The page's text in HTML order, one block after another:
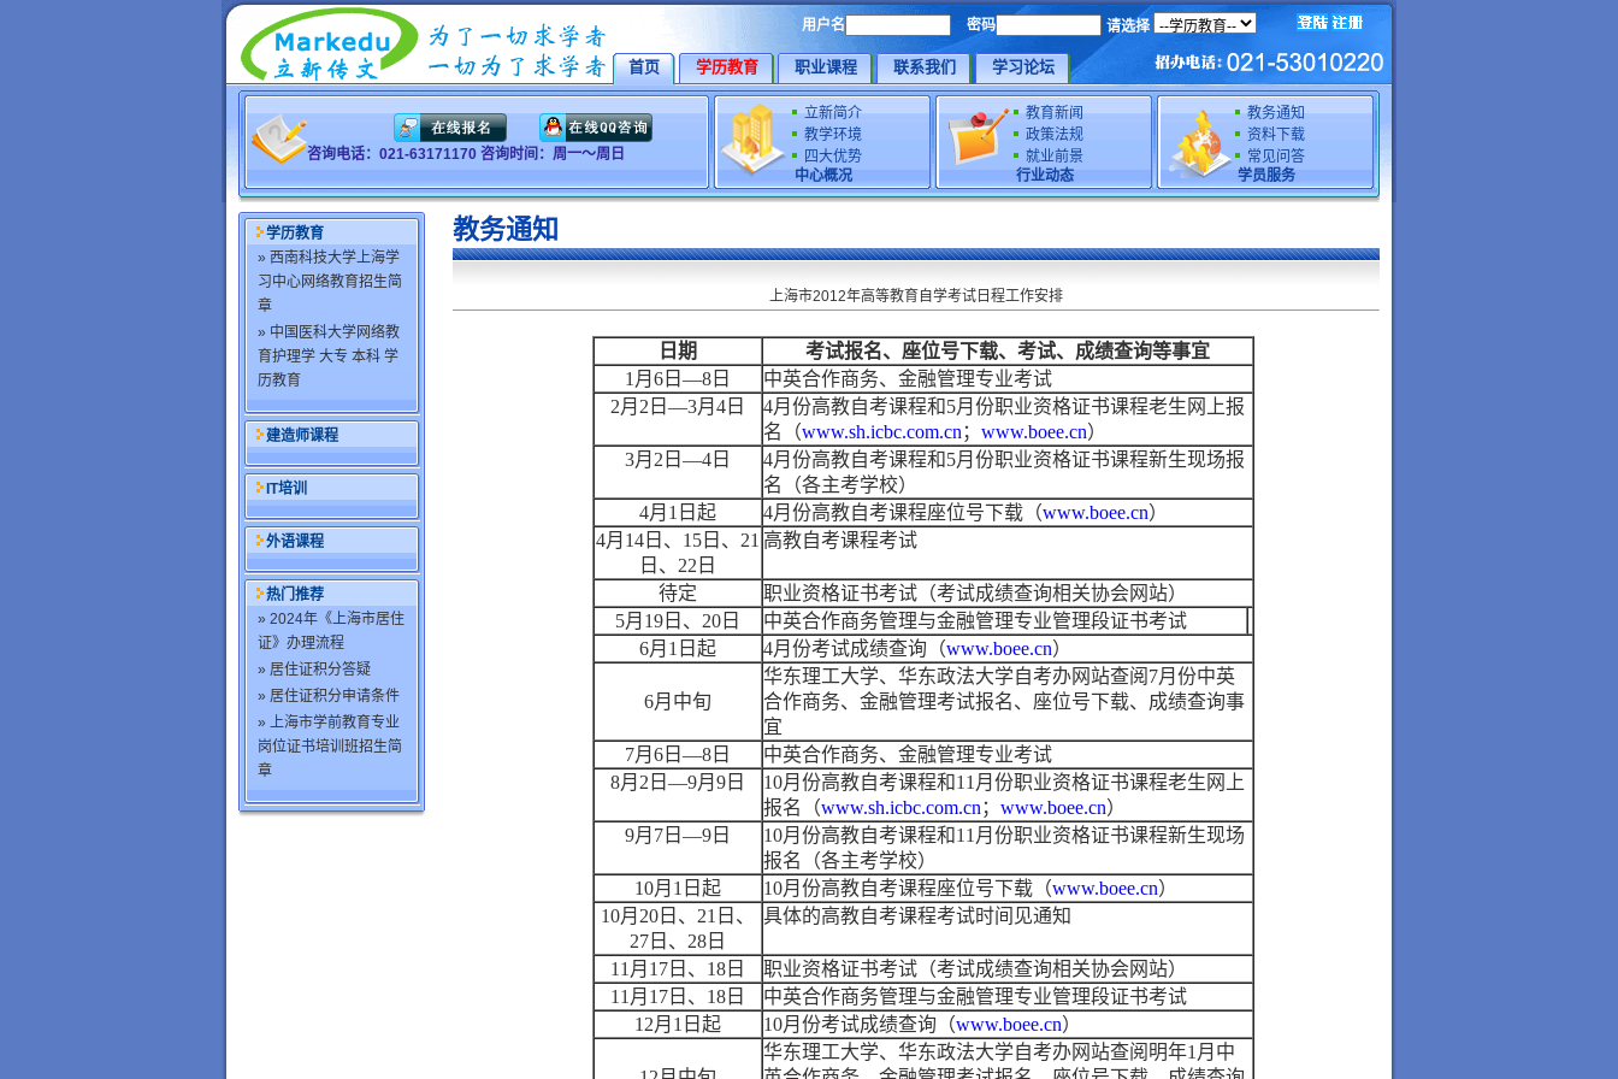
用户名 密码 请选择
首页 学历教育 职业课程 联系我们 学习论坛
咨询电话：021-63171170 咨询时间：周一～周日
立新简介
教学环境
四大优势
中心概况
教育新闻
政策法规
就业前景
行业动态
教务通知
资料下载
常见问答
学员服务
学历教育
» 西南科技大学上海学
习中心网络教育招生简
章
» 中国医科大学网络教
育护理学 大专 本科 学
历教育
建造师课程
IT培训
外语课程
热门推荐
» 2024年《上海市居住
证》办理流程
» 居住证积分答疑
» 居住证积分申请条件
» 上海市学前教育专业
岗位证书培训班招生简
章
教务通知
上海市2012年高等教育自学考试日程工作安排
日期
考试报名、座位号下载、考试、成绩查询等事宜
1月6日—8日
中英合作商务、金融管理专业考试
2月2日—3月4日
4月份高教自考课程和5月份职业资格证书课程老生网上报
名（www.sh.icbc.com.cn ； www.boee.cn）
3月2日—4日
4月份高教自考课程和5月份职业资格证书课程新生现场报
名（各主考学校）
4月1日起
4月份高教自考课程座位号下载（www.boee.cn）
4月14日、15日、21
日、22日
高教自考课程考试
待定
职业资格证书考试（考试成绩查询相关协会网站）
5月19日、20日
中英合作商务管理与金融管理专业管理段证书考试
6月1日起
4月份考试成绩查询（www.boee.cn）
6月中旬
华东理工大学、华东政法大学自考办网站查阅7月份中英
合作商务、金融管理考试报名、座位号下载、成绩查询事
宜
7月6日—8日
中英合作商务、金融管理专业考试
8月2日—9月9日
10月份高教自考课程和11月份职业资格证书课程老生网上
报名（www.sh.icbc.com.cn ； www.boee.cn）
9月7日—9日
10月份高教自考课程和11月份职业资格证书课程新生现场
报名（各主考学校）
10月1日起
10月份高教自考课程座位号下载（www.boee.cn）
10月20日、21日、
27日、28日
具体的高教自考课程考试时间见通知
11月17日、18日
职业资格证书考试（考试成绩查询相关协会网站）
11月17日、18日
中英合作商务管理与金融管理专业管理段证书考试
12月1日起
10月份考试成绩查询（www.boee.cn）
华东理工大学、华东政法大学自考办网站查阅明年1月中